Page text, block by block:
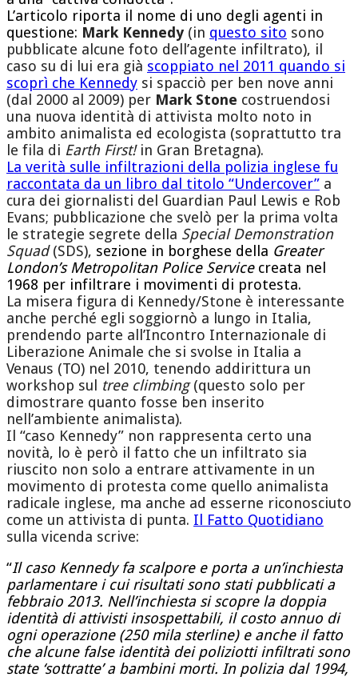
L’articolo riporta il nome di uno degli agenti in
questione: Mark Kennedy (in questo sito sono
pubblicate alcune foto dell’agente infiltrato), il
caso su di lui era già scoppiato nel 2011 quando si
scoprì che Kennedy si spacciò per ben nove anni
(dal 2000 al 2009) per Mark Stone costruendosi
una nuova identità di attivista molto noto in
ambito animalista ed ecologista (soprattutto tra
le fila di Earth First!in Gran Bretagna).
La verità sulle infiltrazioni della polizia inglese fu
raccontata da un libro dal titolo “Undercover” a
cura dei giornalisti del Guardian Paul Lewis e Rob
Evans; pubblicazione che svelò per la prima volta
le strategie segrete della Special Demonstration
Squad(SDS), sezione in borghese della Greater
London’s Metropolitan Police Servicecreata nel
1968 per infiltrare i movimenti di protesta.
La misera figura di Kennedy/Stone è interessante
anche perché egli soggiornò a lungo in Italia,
prendendo parte all’Incontro Internazionale di
Liberazione Animale che si svolse in Italia a
Venaus (TO) nel 2010, tenendo addirittura un
workshop sul tree climbing(questo solo per
dimostrare quanto fosse ben inserito
nell’ambiente animalista).
Il “caso Kennedy” non rappresenta certo una
novità, lo è però il fatto che un infiltrato sia
riuscito non solo a entrare attivamente in un
movimento di protesta come quello animalista
radicale inglese, ma anche ad esserne riconosciuto
come un attivista di punta. Il Fatto Quotidiano
sulla vicenda scrive:
“Il caso Kennedy fa scalpore e porta a un’inchiesta
parlamentare i cui risultati sono stati pubblicati a
febbraio 2013. Nell’inchiesta si scopre la doppia
identitàdi attivisti insospettabili, il costo annuo di
ogni operazione (250 mila sterline) e anche il fatto
che alcune false identità dei poliziotti infiltrati sono
state ‘sottratte’ a bambini morti. In polizia dal 1994,